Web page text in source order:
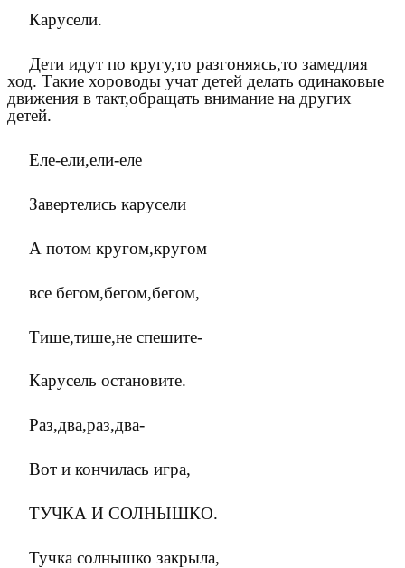
Карусели.
Дети идут по кругу,то разгоняясь,то замедляя
ход. Такие хороводы учат детей делать одинаковые
движения в такт,обращать внимание на других
детей.
Еле-ели,ели-еле
Завертелись карусели
А потом кругом,кругом
все бегом,бегом,бегом,
Тише,тише,не спешите-
Карусель остановите.
Раз,два,раз,два-
Вот и кончилась игра,
ТУЧКА И СОЛНЫШКО.
Тучка солнышко закрыла,